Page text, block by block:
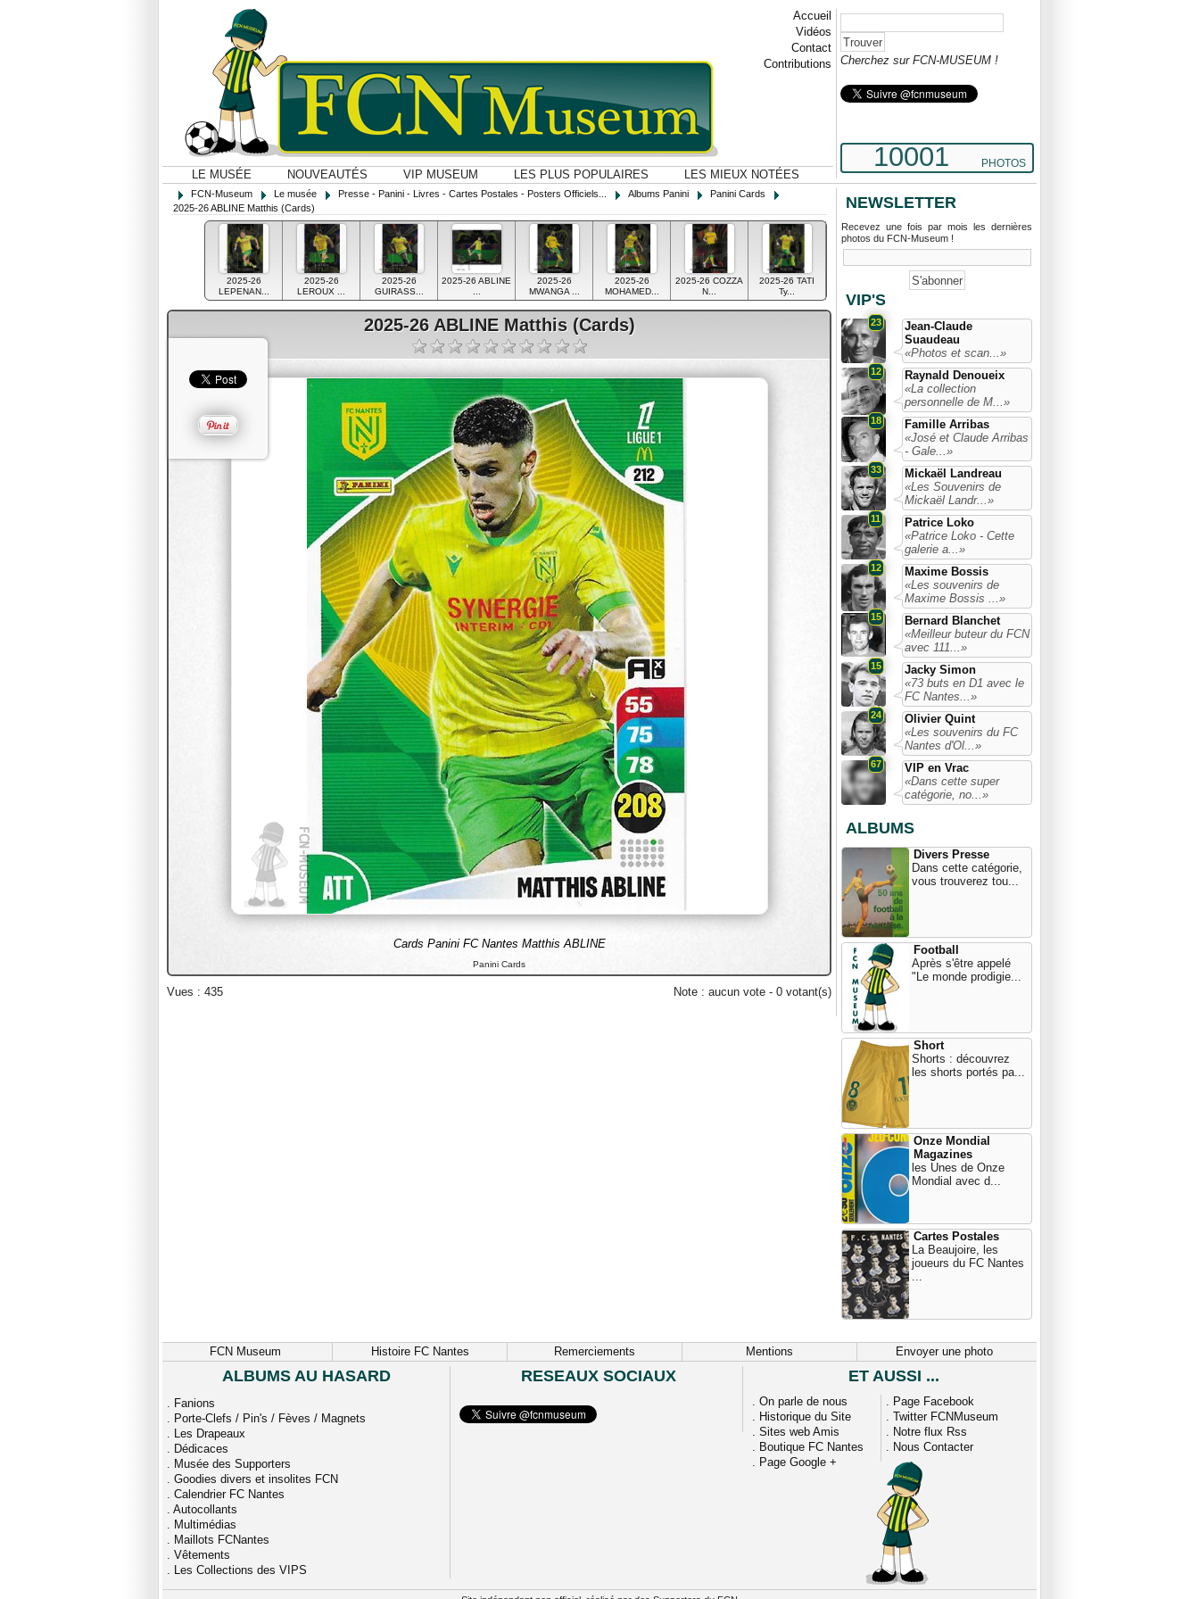
Accueil
Vidéos
Contact
Contributions
LE MUSÉE NOUVEAUTÉS VIP MUSEUM LES PLUS POPULAIRES LES MIEUX NOTÉES
Cherchez sur FCN-MUSEUM !
10001 PHOTOS
FCN-Museum Le musée Presse - Panini - Livres - Cartes Postales - Posters Officiels... Albums Panini
Panini Cards
2025-26 ABLINE Matthis (Cards)
2025-26
LEPENAN...
2025-26
LEROUX ...
2025-26
GUIRASS...
2025-26 ABLINE
2025-26
MWANGA ...
2025-26
MOHAMED...
2025-26 COZZA
N...
2025-26 TATI
Ty...
2025-26 ABLINE Matthis (Cards)
Cards Panini FC Nantes Matthis ABLINE
Panini Cards
Vues : 435 Note : aucun vote - 0 votant(s)
NEWSLETTER
Recevez une fois par mois les dernières
photos du FCN-Museum !
VIP'S
23
Jean-Claude
Suaudeau
«Photos et scan...»
12
Raynald Denoueix
«La collection
personnelle de M...»
18
Famille Arribas
«José et Claude Arribas
- Gale...»
33
Mickaël Landreau
«Les Souvenirs de
Mickaël Landr...»
11
Patrice Loko
«Patrice Loko - Cette
galerie a...»
12
Maxime Bossis
«Les souvenirs de
Maxime Bossis ...»
15
Bernard Blanchet
«Meilleur buteur du FCN
avec 111...»
15
Jacky Simon
«73 buts en D1 avec le
FC Nantes...»
24
Olivier Quint
«Les souvenirs du FC
Nantes d'Ol...»
67
VIP en Vrac
«Dans cette super
catégorie, no...»
ALBUMS
Divers Presse
Dans cette catégorie,
vous trouverez tou...
Football
Après s'être appelé
"Le monde prodigie...
Short
Shorts : découvrez
les shorts portés pa...
Onze Mondial
Magazines
les Unes de Onze
Mondial avec d...
Cartes Postales
La Beaujoire, les
joueurs du FC Nantes
...
FCN Museum Histoire FC Nantes Remerciements Mentions Envoyer une photo
ALBUMS AU HASARD
. Fanions
. Porte-Clefs / Pin's / Fèves / Magnets
. Les Drapeaux
. Dédicaces
. Musée des Supporters
. Goodies divers et insolites FCN
. Calendrier FC Nantes
. Autocollants
. Multimédias
. Maillots FCNantes
. Vêtements
. Les Collections des VIPS
RESEAUX SOCIAUX ET AUSSI ...
. On parle de nous
. Historique du Site
. Sites web Amis
. Boutique FC Nantes
. Page Google +
. Page Facebook
. Twitter FCNMuseum
. Notre flux Rss
. Nous Contacter